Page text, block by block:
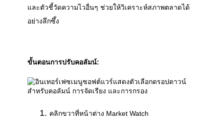
และตัวชี้วัดความไวอื่นๆ ช่วยให้วิเคราะห์สภาพตลาดได้
อย่างลึกซึ้ง
ขั้นตอนการปรับคอลัมน์:
คลิกขวาที่หน้าต่าง Market Watch